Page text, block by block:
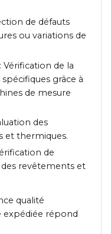
de défauts
ou variations de
: Vérification de la
grâce à
de mesure
des
et thermiques.
de
revêtements et
qualité
expédiée répond